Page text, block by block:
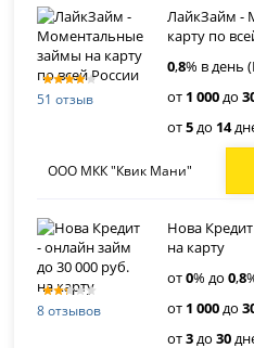
51 отзыв
ЛайкЗайм -
карту по
0,8% в день
от 1 000до
от5до 14
ООО МКК "Квик Мани"
8 отзывов
Нова
на карту
от0% до0,8
от 1 000до
от3до30